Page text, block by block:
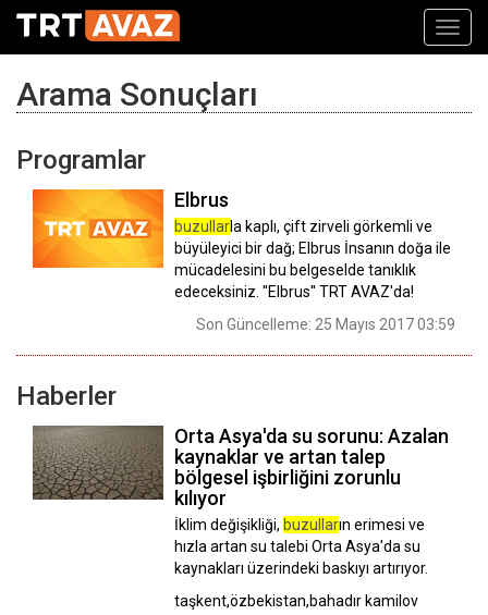
Arama Sonuçları
Programlar
Elbrus
buzullarla kaplı, çift zirveli görkemli ve
büyüleyici bir dağ; Elbrus İnsanın doğa ile
mücadelesini bu belgeselde tanıklık
edeceksiniz. ''Elbrus'' TRT AVAZ'da!
Son Güncelleme: 25 Mayıs 2017 03:59
Haberler
Orta Asya'da su sorunu: Azalan
kaynaklar ve artan talep
bölgesel işbirliğini zorunlu
kılıyor
İklim değişikliği, buzulların erimesi ve
hızla artan su talebi Orta Asya'da su
kaynakları üzerindeki baskıyı artırıyor.
taşkent,özbekistan,bahadır kamilov